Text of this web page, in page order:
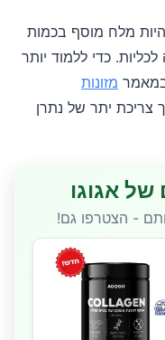
מלח מוסף בכמות
כדי ללמוד יותר
מזונות
צריכת יתר של נתרן
אגוגו
- הצטרפו גם!